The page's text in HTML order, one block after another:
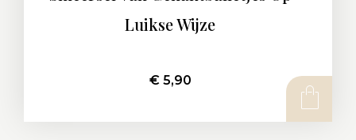
Luikse Wijze
€5,90